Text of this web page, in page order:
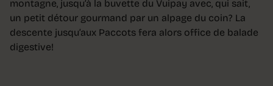
montagne, jusqu’à la buvette du Vuipay avec, qui sait,
un petit détour gourmand par un alpage du coin? La
descente jusqu’aux Paccots fera alors office de balade
digestive!